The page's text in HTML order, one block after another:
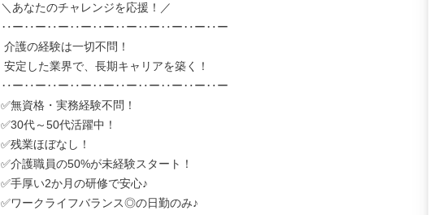
＼あなたのチャレンジを応援！／
‥ー‥ー‥ー‥ー‥ー‥ー‥ー‥ー‥ー‥ー
‥ー‥ー‥ー‥ー‥ー‥ー‥ー‥ー‥ー‥ー
✅無資格・実務経験不問！
✅30代～50代活躍中！
✅残業ほぼなし！
✅介護職員の50%が未経験スタート！
✅手厚い2か月の研修で安心♪
✅ワークライフバランス◎の日勤のみ♪